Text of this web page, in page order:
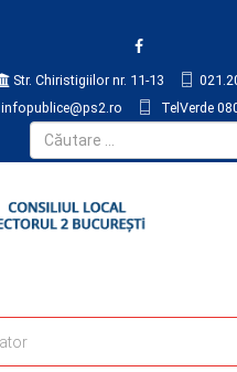
Str. Chiristigiilor nr. 11-13
infopublice@ps2.ro
TelVerde